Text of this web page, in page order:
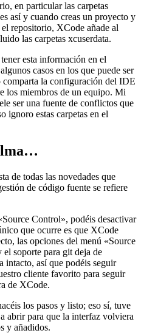
en particular las carpetas
así y cuando creas un proyecto y
repositorio, XCode añade al
las carpetas xcuserdata.
esta información en el
casos en los que puede ser
la configuración del IDE
los miembros de un equipo. Mi
ser una fuente de conflictos que
ignoro estas carpetas en el
de todas las novedades que
de código fuente se refiere
Control», podéis desactivar
que ocurre es que XCode
las opciones del menú «Source
el soporte para git deja de
intacto, así que podéis seguir
cliente favorito para seguir
de XCode.
los pasos y listo; eso sí, tuve
abrir para que la interfaz volviera
y añadidos.